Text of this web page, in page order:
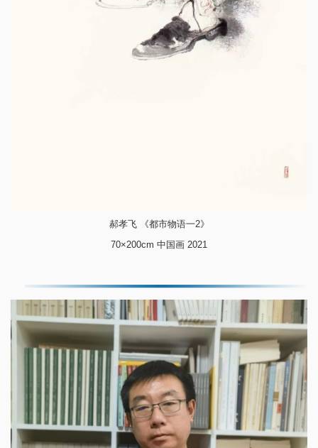
郝孝飞 《都市物语一2》
70×200cm 中国画 2021